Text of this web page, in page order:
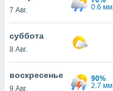
действия
рекламу
7 Авг.
0.6 мм
суббота
8 Авг.
воскресенье
9 Авг.
90%
2.7 мм